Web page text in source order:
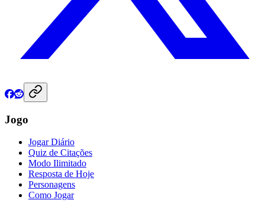
Jogo
Jogar Diário
Quiz de Citações
Modo Ilimitado
Resposta de Hoje
Personagens
Como Jogar